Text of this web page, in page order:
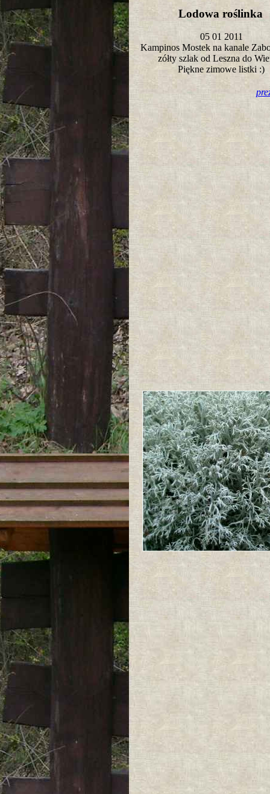
Lodowa roślinka
05 01 2011
Kampinos Mostek na kanale
zółty szlak od Leszna do
Piękne zimowe listki :)